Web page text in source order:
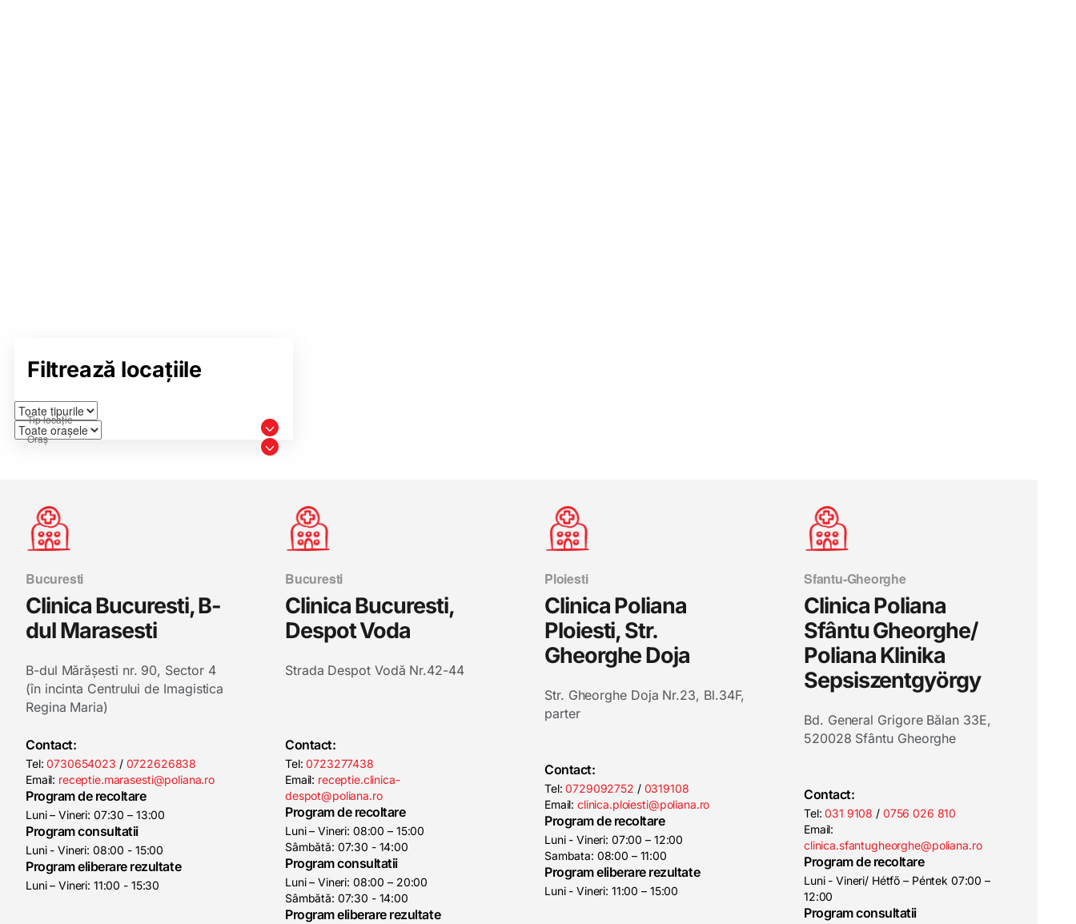
Filtrează locațiile
Bucuresti
Clinica Bucuresti, B-
dul Marasesti
B-dul Mărășesti nr. 90, Sector 4
(în incinta Centrului de Imagistica
Regina Maria)
Contact:
Tel:0730654023 / 0722626838
Email: receptie.marasesti@poliana.ro
Program de recoltare
Luni – Vineri: 07:30 – 13:00
Program consultatii
Luni - Vineri: 08:00 - 15:00
Program eliberare rezultate
Luni – Vineri: 11:00 - 15:30
Bucuresti
Clinica Bucuresti,
Despot Voda
Strada Despot Vodă Nr.42-44
Contact:
Tel:0723277438
Email: receptie.clinica-
despot@poliana.ro
Program de recoltare
Luni – Vineri: 08:00 – 15:00
Sâmbătă: 07:30 - 14:00
Program consultatii
Luni – Vineri: 08:00 – 20:00
Sâmbătă: 07:30 - 14:00
Program eliberare rezultate
Ploiesti
Clinica Poliana
Ploiesti, Str.
Gheorghe Doja
Str. Gheorghe Doja Nr.23, Bl.34F,
parter
Contact:
Tel:0729092752 / 0319108
Email:clinica.ploiesti@poliana.ro
Program de recoltare
Luni - Vineri: 07:00 – 12:00
Sambata: 08:00 – 11:00
Program eliberare rezultate
Luni - Vineri: 11:00 – 15:00
Sfantu-Gheorghe
Clinica Poliana
Sfântu Gheorghe/
Poliana Klinika
Sepsiszentgyörgy
Bd. General Grigore Bălan 33E,
520028 Sfântu Gheorghe
Contact:
Tel:031 9108 / 0756 026 810
Email:
clinica.sfantugheorghe@poliana.ro
Program de recoltare
Luni - Vineri/ Hétfő – Péntek 07:00 –
12:00
Program consultatii